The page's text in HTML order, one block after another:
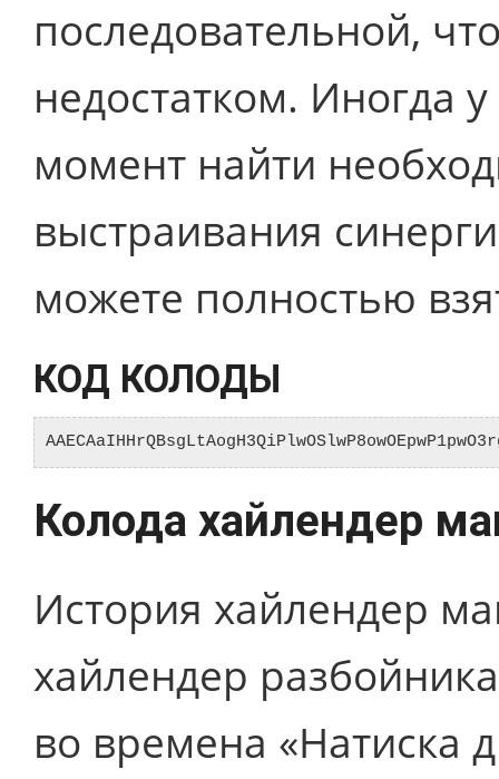
последовательной,
недостатком. Иногда
момент найти
выстраивания
можете полностью
КОД КОЛОДЫ
Колода хайлендер
История хайлендер
хайлендер
во времена «Натиска